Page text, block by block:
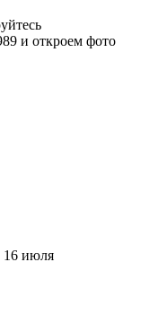
и откроем фото
16 июля